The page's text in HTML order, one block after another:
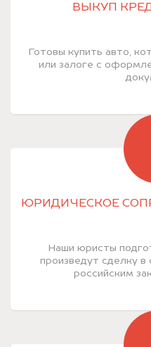
ВЫКУП
Готовы купить авто,
или залоге с
ЮРИДИЧЕСКОЕ
Наши юристы
произведут сделку в
российским